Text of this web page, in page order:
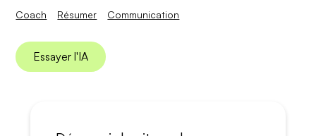
Coach
Résumer Communication
Essayer l'IA